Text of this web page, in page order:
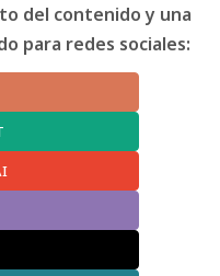
del contenido y una
para redes sociales: